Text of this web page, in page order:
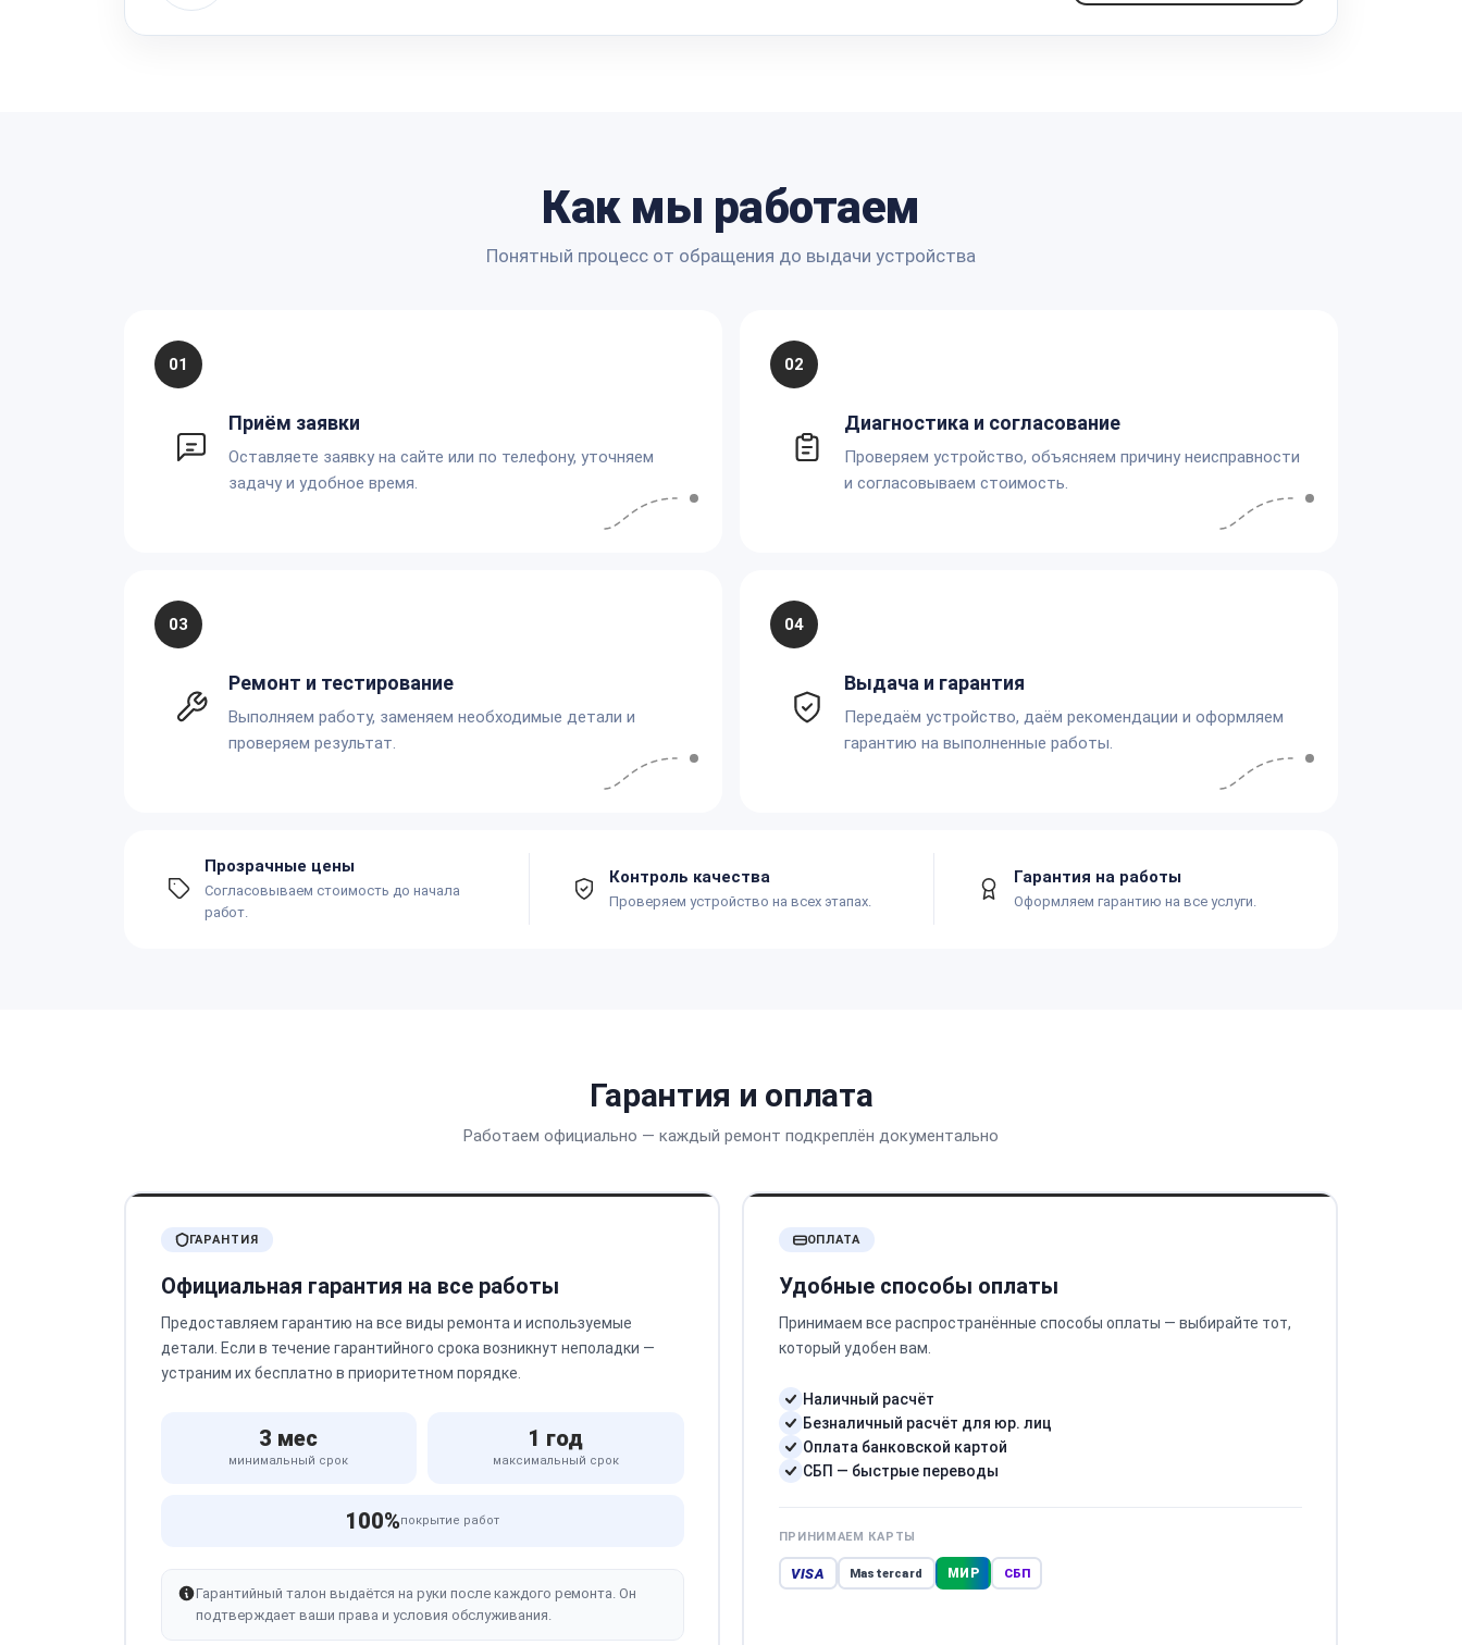
Как мы работаем
Понятный процесс от обращения до выдачи устройства
01
Приём заявки
Оставляете заявку на сайте или по телефону, уточняем
задачу и удобное время.
02
Диагностика и согласование
Проверяем устройство, объясняем причину неисправности
и согласовываем стоимость.
03
Ремонт и тестирование
Выполняем работу, заменяем необходимые детали и
проверяем результат.
04
Выдача и гарантия
Передаём устройство, даём рекомендации и оформляем
гарантию на выполненные работы.
Прозрачные цены
Согласовываем стоимость до начала
работ.
Контроль качества
Проверяем устройство на всех этапах.
Гарантия на работы
Оформляем гарантию на все услуги.
Гарантия и оплата
Работаем официально — каждый ремонт подкреплён документально
ГАРАНТИЯ
Официальная гарантия на все работы
Предоставляем гарантию на все виды ремонта и используемые
детали. Если в течение гарантийного срока возникнут неполадки —
устраним их бесплатно в приоритетном порядке.
3 мес
минимальный срок
1 год
максимальный срок
100%покрытие работ
Гарантийный талон выдаётся на руки после каждого ремонта. Он
подтверждает ваши права и условия обслуживания.
ОПЛАТА
Удобные способы оплаты
Принимаем все распространённые способы оплаты — выбирайте тот,
который удобен вам.
Наличный расчёт
Безналичный расчёт для юр. лиц
Оплата банковской картой
СБП — быстрые переводы
ПРИНИМАЕМ КАРТЫ
VISA Mastercard МИР СБП